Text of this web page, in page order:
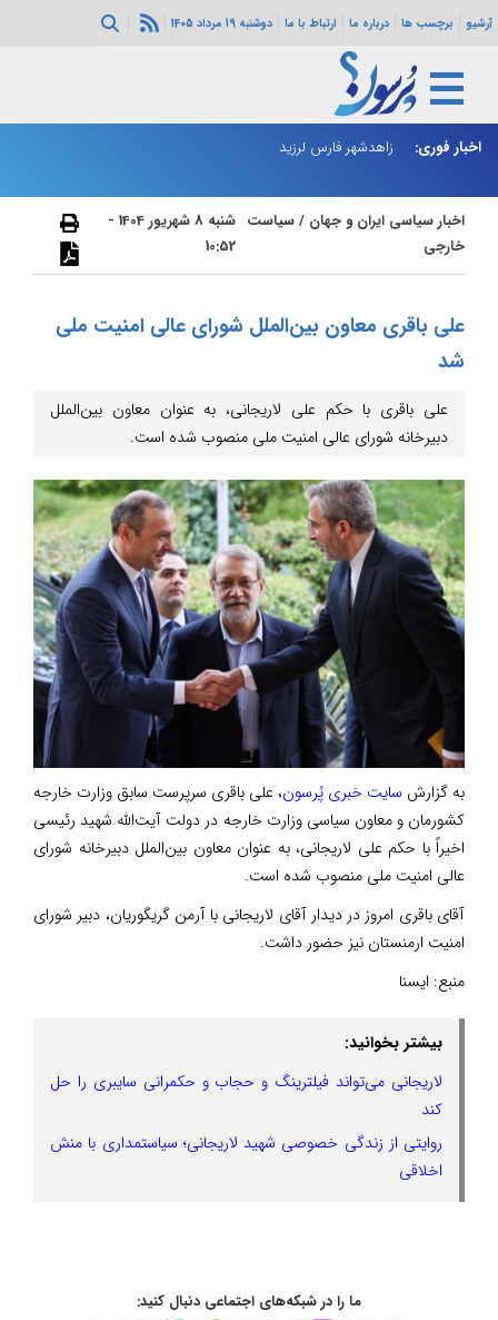
آرشیو برچسب ها درباره ما ارتباط با ما دوشنبه 19 مرداد 1405
اخبار فوری:
عالی امنیت زاهدشهر فارس لرزید
اخبار سیاسی ایران و جهان /سیاست
خارجی
شنبه 8 شهریور 1404 -
10:52
علی باقری معاون بین‌الملل شورای عالی امنیت ملی
شد
علی باقری با حکم علی لاریجانی، به عنوان معاون بین‌الملل
دبیرخانه شورای عالی امنیت ملی منصوب شده است.
به گزارش سایت خبری پُرسون، علی باقری سرپرست سابق وزارت خارجه
کشورمان و معاون سیاسی وزارت خارجه در دولت آیت‌الله شهید رئیسی
اخیراً با حکم علی لاریجانی، به عنوان معاون بین‌الملل دبیرخانه شورای
عالی امنیت ملی منصوب شده است.
آقای باقری امروز در دیدار آقای لاریجانی با آرمن گریگوریان، دبیر شورای
امنیت ارمنستان نیز حضور داشت.
منبع: ایسنا
بیشتر بخوانید:
لاریجانی می‌تواند فیلترینگ و حجاب و حکمرانی سایبری را حل
کند
روایتی از زندگی خصوصی شهید لاریجانی؛ سیاستمداری با منش
اخلاقی
ما را در شبکه‌های اجتماعی دنبال کنید: